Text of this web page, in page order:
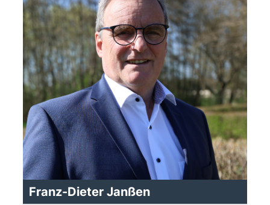
Franz-Dieter Janßen